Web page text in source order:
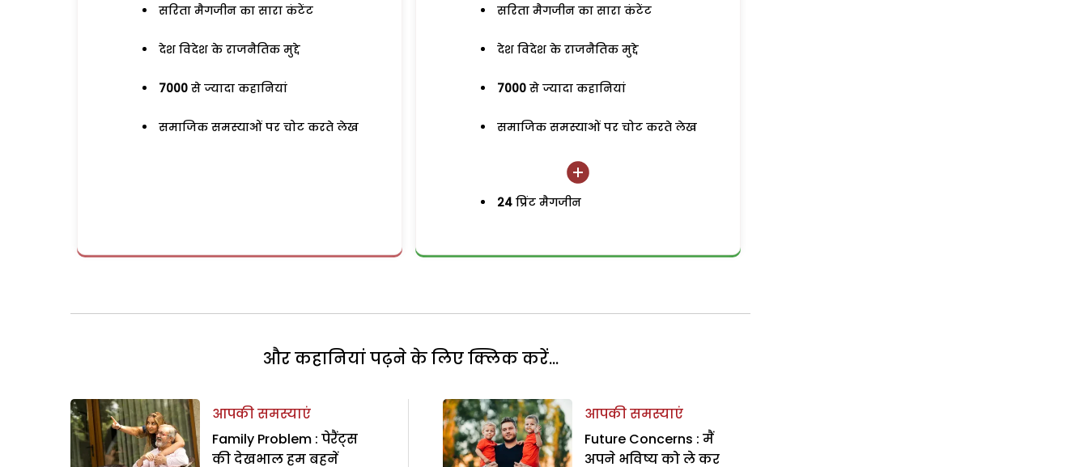
सरिता मैगजीन का सारा कंटेंट
देश विदेश के राजनैतिक मुद्दे
7000 से ज्यादा कहानियां
समाजिक समस्याओं पर चोट करते लेख
सरिता मैगजीन का सारा कंटेंट
देश विदेश के राजनैतिक मुद्दे
7000 से ज्यादा कहानियां
समाजिक समस्याओं पर चोट करते लेख
24 प्रिंट मैगजीन
और कहानियां पढ़ने के लिए क्लिक करें...
आपकी समस्याएं
Family Problem : पेरैंट्स
की देखभाल हम बहनें
आपकी समस्याएं
Future Concerns : मैं
अपने भविष्य को ले कर